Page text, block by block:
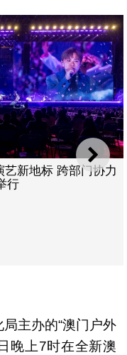
下一
新地标 跨部门协力
行
主办的“澳门户外
晚上7时在全新澳